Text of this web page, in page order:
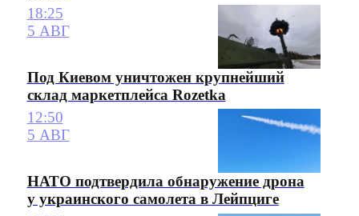
18:25
5 АВГ
Под Киевом уничтожен крупнейший
склад маркетплейса Rozetka
12:50
5 АВГ
НАТО подтвердила обнаружение дрона
у украинского самолета в Лейпциге